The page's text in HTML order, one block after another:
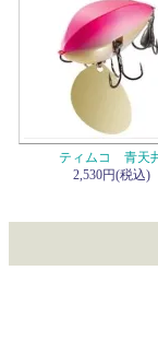
ティムコ 青天
2,530円(税込)